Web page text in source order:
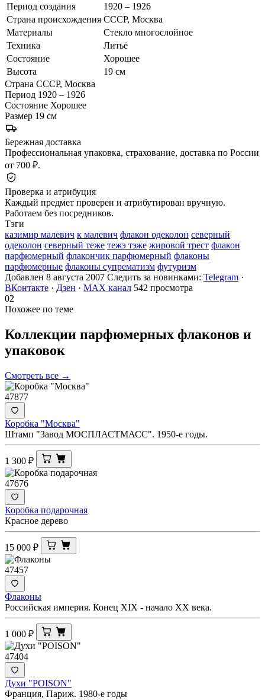
Период создания
1920 – 1926
Страна происхождения СССР, Москва
Материалы
Стекло многослойное
Техника
Литьё
Состояние
Хорошее
Высота
19 см
Страна СССР, Москва
Период 1920 – 1926
Состояние Хорошее
Размер 19 см
Бережная доставка
Профессиональная упаковка, страхование, доставка по России
от 700 ₽.
Проверка и атрибуция
Каждый предмет проверен и атрибутирован вручную.
Работаем без посредников.
Тэги
казимир малевич к малевич флакон одеколон северный
одеколон северный теже тежэ тэже жировой трест флакон
парфюмерный флакончик парфюмерный флаконы
парфюмерные флаконы супрематизм футуризм
Добавлен 8 августа 2007 Следить за новинками: Telegram ·
ВКонтакте · Дзен · MAX канал 542 просмотра
02
Похожее по теме
Коллекции парфюмерных флаконов и
упаковок
Смотреть все →
47877
Коробка "Москва"
Штамп "Завод МОСПЛАСТМАСС". 1950-е годы.
1 300 ₽
47676
Коробка подарочная
Красное дерево
15 000 ₽
47457
Флаконы
Российская империя. Конец XIX - начало XX века.
1 000 ₽
47404
Духи "POISON"
Франция, Париж. 1980-е годы